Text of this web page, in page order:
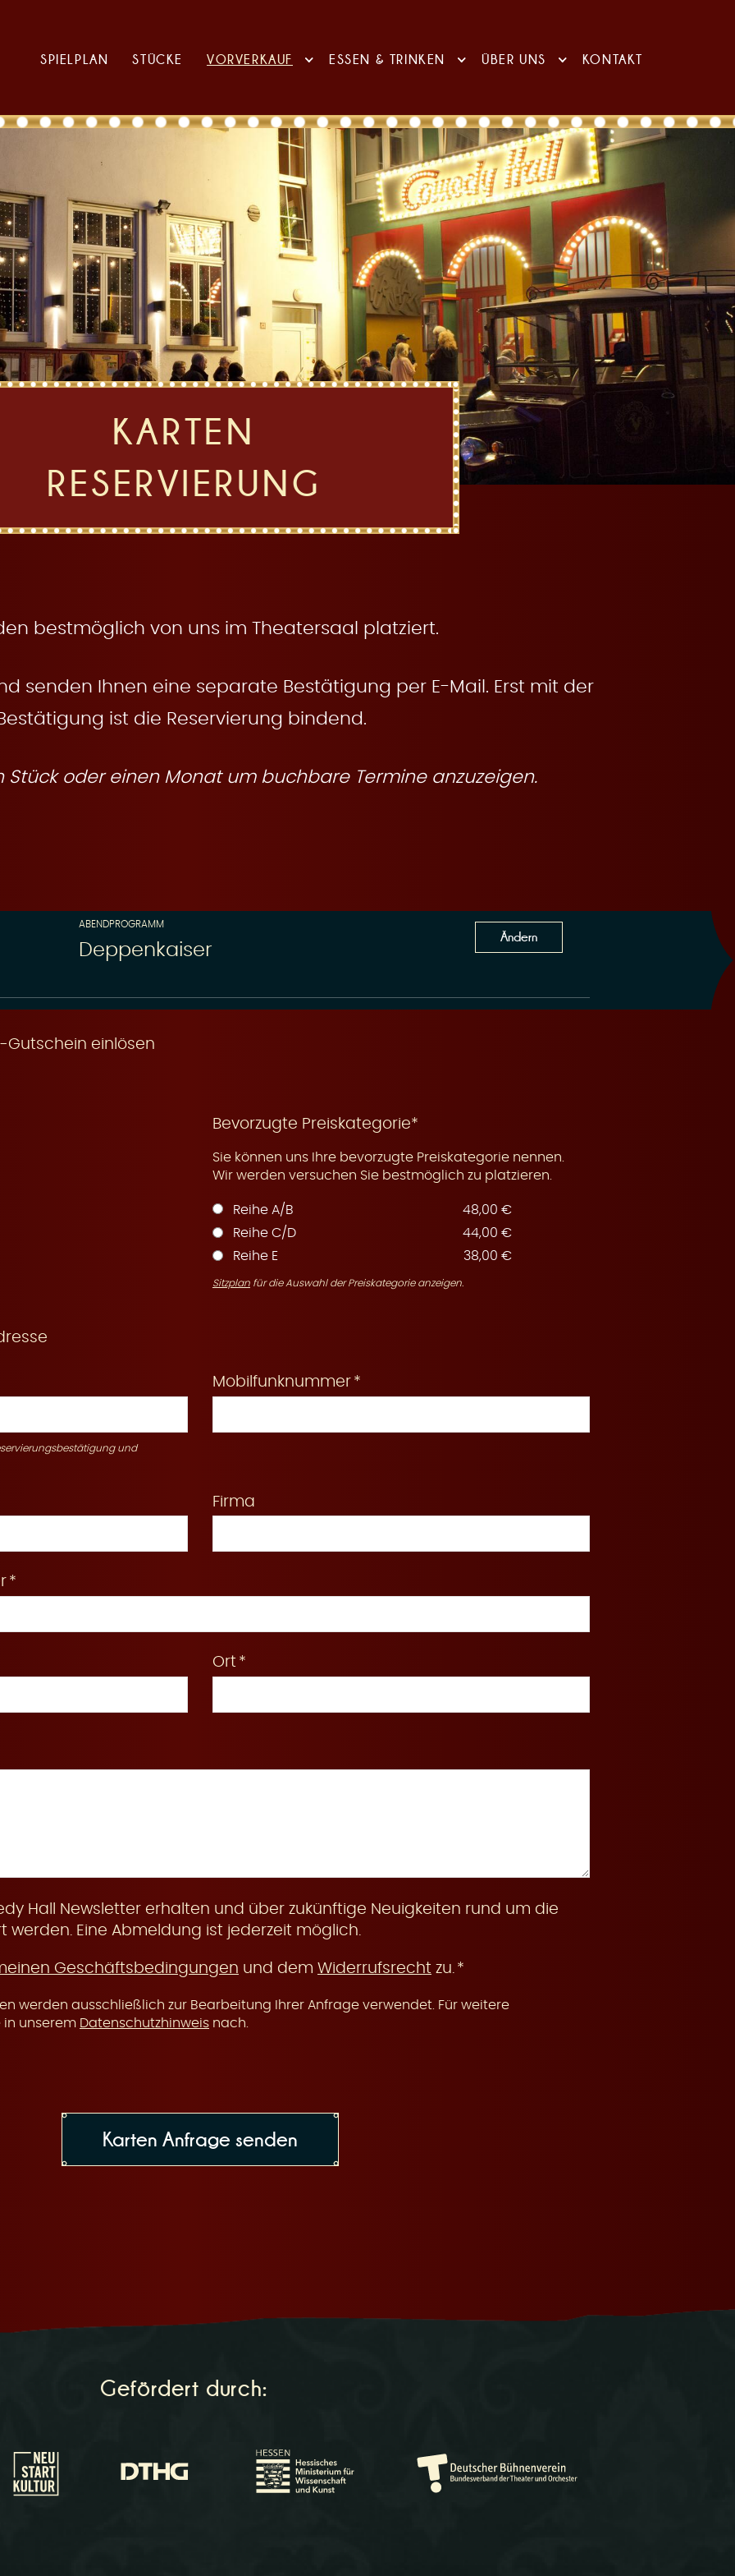
SPIELPLAN STÜCKE VORVERKAUF ESSEN & TRINKEN ÜBER UNS KONTAKT
KARTEN
RESERVIERUNG
bestmöglich von uns im Theatersaal platziert.
senden Ihnen eine separate Bestätigung per E-Mail. Erst mit der
ist die Reservierung bindend.
Stück oder einen Monat um buchbare Termine anzuzeigen.
ABENDPROGRAMM
Deppenkaiser
Ändern
Gutschein einlösen
Bevorzugte Preiskategorie*
Sie können uns Ihre bevorzugte Preiskategorie nennen.
Wir werden versuchen Sie bestmöglich zu platzieren.
Reihe A/B
48,00 €
Reihe C/D
44,00 €
Reihe E
38,00 €
Sitzplan für die Auswahl der Preiskategorie anzeigen.
und
Mobilfunknummer
Firma
Ort
Hall Newsletter erhalten und über zukünftige Neuigkeiten rund um die
werden. Eine Abmeldung ist jederzeit möglich.
Geschäftsbedingungen und dem Widerrufsrecht zu.
werden ausschließlich zur Bearbeitung Ihrer Anfrage verwendet. Für weitere
in unserem Datenschutzhinweis nach.
Gefördert durch: